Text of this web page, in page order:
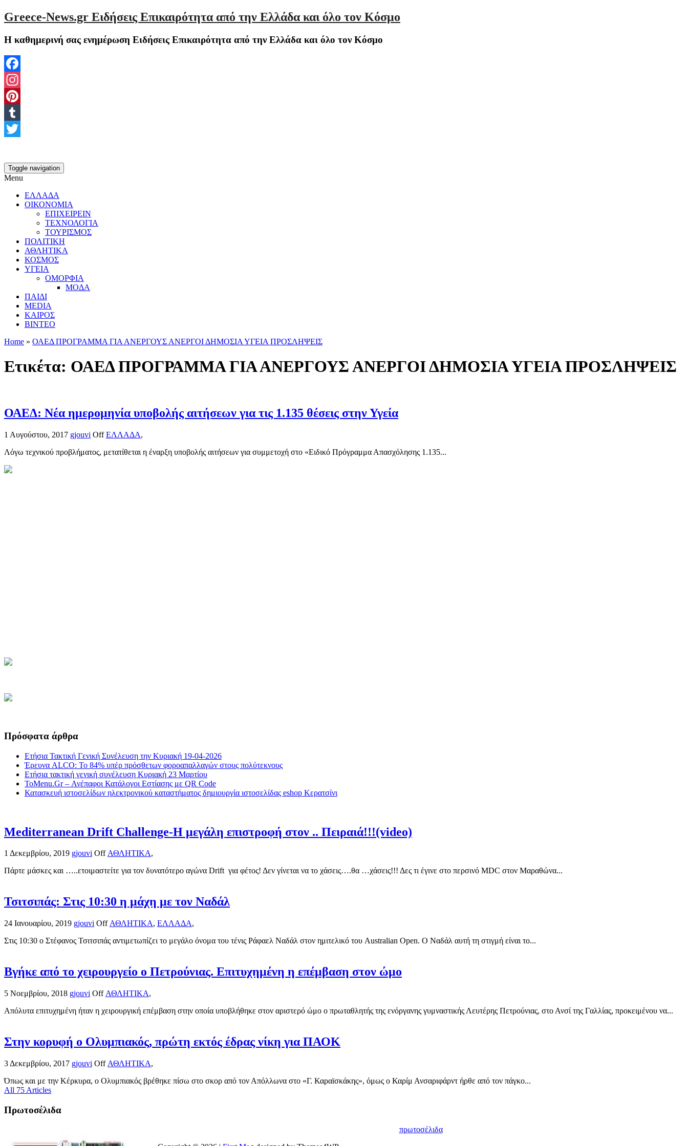
Greece-News.gr Ειδήσεις Επικαιρότητα από την Ελλάδα και όλο τον Κόσμο
Η καθημερινή σας ενημέρωση Ειδήσεις Επικαιρότητα από την Ελλάδα και όλο τον Κόσμο
Facebook
Instagram
Pinterest
Tumblr
Toggle navigation
Menu
ΕΛΛΑΔΑ
ΟΙΚΟΝΟΜΙΑ
ΕΠΙΧΕΙΡΕΙΝ
ΤΕΧΝΟΛΟΓΙΑ
ΤΟΥΡΙΣΜΟΣ
ΠΟΛΙΤΙΚΗ
ΑΘΛΗΤΙΚΑ
ΚΟΣΜΟΣ
ΥΓΕΙΑ
ΟΜΟΡΦΙΑ
ΜΟΔΑ
ΠΑΙΔΙ
MEDIA
ΚΑΙΡΟΣ
ΒΙΝΤΕΟ
Home » ΟΑΕΔ ΠΡΟΓΡΑΜΜΑ ΓΙΑ ΑΝΕΡΓΟΥΣ ΑΝΕΡΓΟΙ ΔΗΜΟΣΙΑ ΥΓΕΙΑ ΠΡΟΣΛΗΨΕΙΣ
Ετικέτα: ΟΑΕΔ ΠΡΟΓΡΑΜΜΑ ΓΙΑ ΑΝΕΡΓΟΥΣ ΑΝΕΡΓΟΙ ΔΗΜΟΣΙΑ ΥΓΕΙΑ ΠΡΟΣΛΗΨΕΙΣ
ΟΑΕΔ: Νέα ημερομηνία υποβολής αιτήσεων για τις 1.135 θέσεις στην Υγεία
1 Αυγούστου, 2017 gjouvi Off ΕΛΛΑΔΑ,
Λόγω τεχνικού προβλήματος, μετατίθεται η έναρξη υποβολής αιτήσεων για συμμετοχή στο «Ειδικό Πρόγραμμα Απασχόλησης 1.135...
Πρόσφατα άρθρα
Ετήσια Τακτική Γενική Συνέλευση την Κυριακή 19-04-2026
Έρευνα ALCO: Το 84% υπέρ πρόσθετων φοροαπαλλαγών στους πολύτεκνους
Ετήσια τακτική γενική συνέλευση Κυριακή 23 Μαρτίου
ToMenu.Gr – Ανέπαφοι Κατάλογοι Εστίασης με QR Code
Κατασκευή ιστοσελίδων ηλεκτρονικού καταστήματος δημιουργία ιστοσελίδας eshop Κερατσίνι
Mediterranean Drift Challenge-Η μεγάλη επιστροφή στον .. Πειραιά!!!(video)
1 Δεκεμβρίου, 2019 gjouvi Off ΑΘΛΗΤΙΚΑ,
Πάρτε μάσκες και …..ετοιμαστείτε για τον δυνατότερο αγώνα Drift για φέτος! Δεν γίνεται να το χάσεις….θα …χάσεις!!! Δες τι έγινε στο περσινό MDC στον Μαραθώνα...
Τσιτσιπάς: Στις 10:30 η μάχη με τον Ναδάλ
24 Ιανουαρίου, 2019 gjouvi Off ΑΘΛΗΤΙΚΑ, ΕΛΛΑΔΑ,
Στις 10:30 ο Στέφανος Τσιτσιπάς αντιμετωπίζει το μεγάλο όνομα του τένις Ράφαελ Ναδάλ στον ημιτελικό του Australian Open. Ο Ναδάλ αυτή τη στιγμή είναι το...
Βγήκε από το χειρουργείο ο Πετρούνιας. Επιτυχημένη η επέμβαση στον ώμο
5 Νοεμβρίου, 2018 gjouvi Off ΑΘΛΗΤΙΚΑ,
Απόλυτα επιτυχημένη ήταν η χειρουργική επέμβαση στην οποία υποβλήθηκε στον αριστερό ώμο ο πρωταθλητής της ενόργανης γυμναστικής Λευτέρης Πετρούνιας, στο Ανσί της Γαλλίας, προκειμένου να...
Στην κορυφή ο Ολυμπιακός, πρώτη εκτός έδρας νίκη για ΠΑΟΚ
3 Δεκεμβρίου, 2017 gjouvi Off ΑΘΛΗΤΙΚΑ,
Όπως και με την Κέρκυρα, ο Ολυμπιακός βρέθηκε πίσω στο σκορ από τον Απόλλωνα στο «Γ. Καραϊσκάκης», όμως ο Καρίμ Ανσαριφάρντ ήρθε από τον πάγκο...
All 75 Articles
Πρωτοσέλιδα
πρωτοσέλιδα